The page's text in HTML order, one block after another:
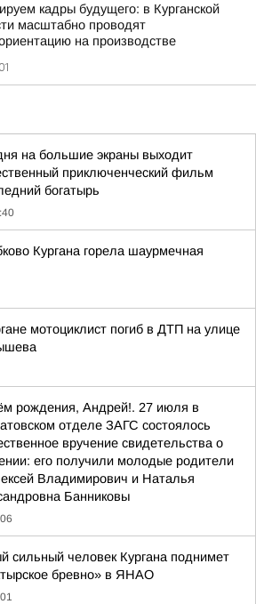
кадры будущего: в Курганской
масштабно проводят
на производстве
на большие экраны выходит
приключенческий фильм
богатырь
Кургана горела шаурмечная
мотоциклист погиб в ДТП на улице
рождения, Андрей!. 27 июля в
отделе ЗАГС состоялось
вручение свидетельства о
его получили молодые родители
Владимирович и Наталья
Банниковы
сильный человек Кургана поднимет
бревно» в ЯНАО